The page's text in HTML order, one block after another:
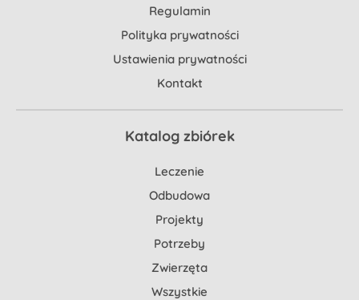
Regulamin
Polityka prywatności
Ustawienia prywatności
Kontakt
Katalog zbiórek
Leczenie
Odbudowa
Projekty
Potrzeby
Zwierzęta
Wszystkie